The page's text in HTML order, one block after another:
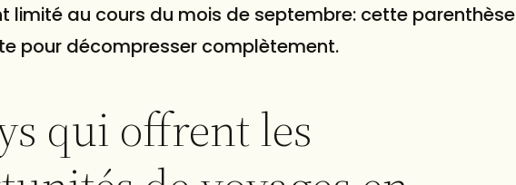
au cours du mois de septembre: cette parenthèse
pour décompresser complètement.
qui offrent les